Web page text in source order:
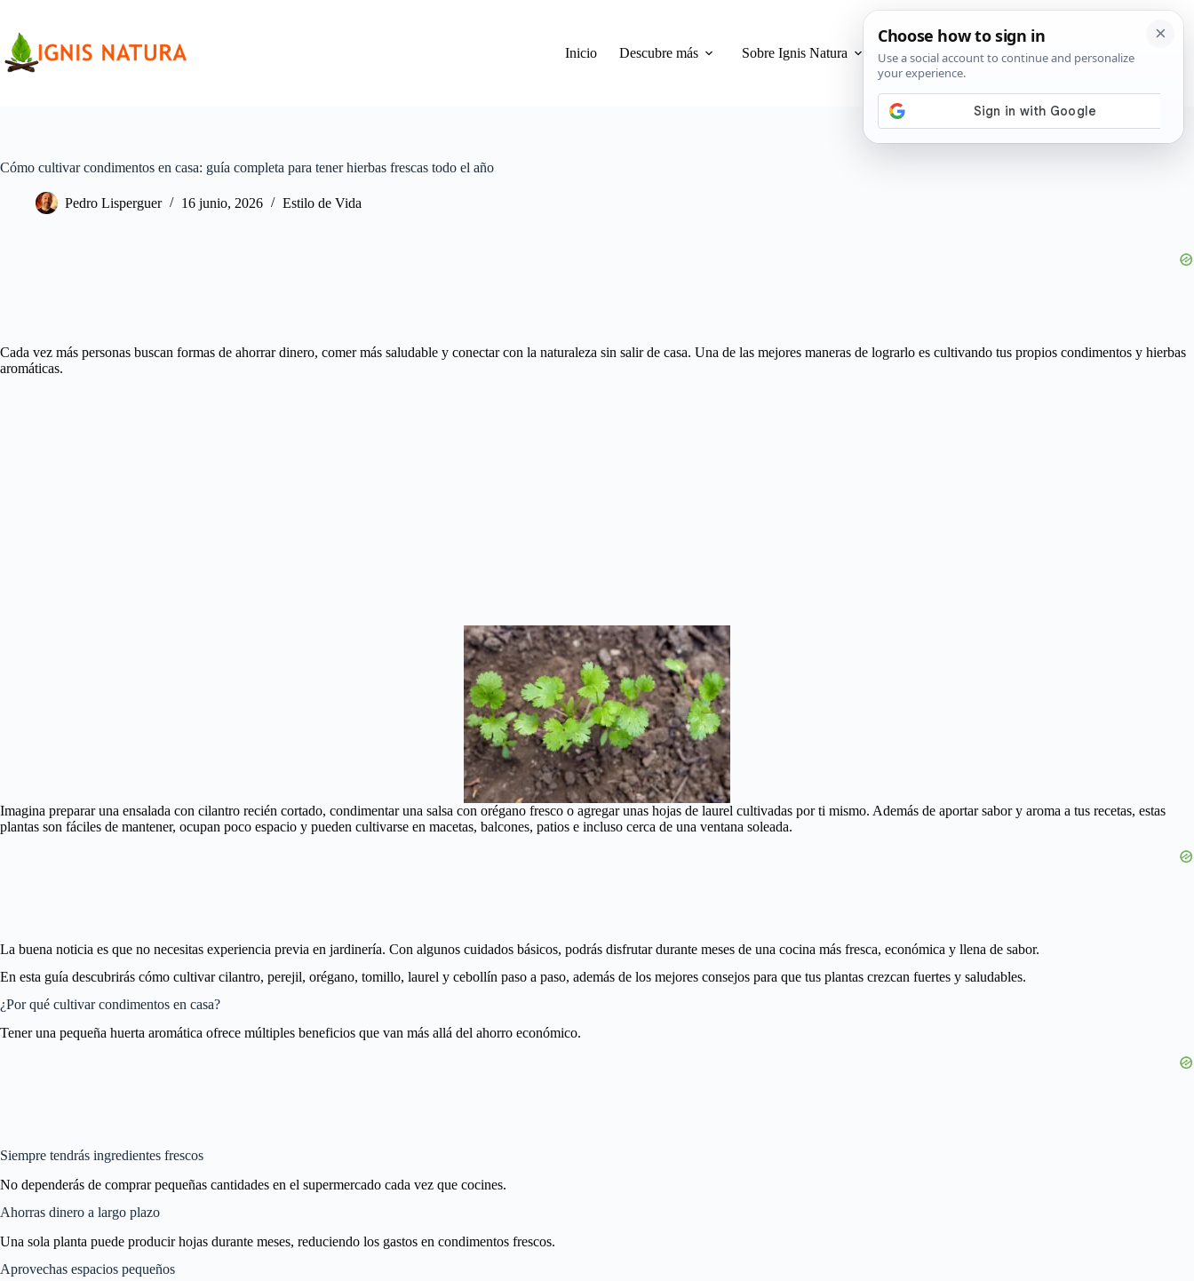
contenido
Inicio
Descubre más Sobre Ignis Natura Privacidad y Cookies
Cómo cultivar condimentos en casa: guía completa para tener hierbas frescas todo el año
Pedro Lisperguer 16 junio, 2026 Estilo de Vida
Cada vez más personas buscan formas de ahorrar dinero, comer más saludable y conectar con la naturaleza sin salir de casa. Una de las mejores maneras de lograrlo es cultivando tus propios condimentos y hierbas
aromáticas.
Imagina preparar una ensalada con cilantro recién cortado, condimentar una salsa con orégano fresco o agregar unas hojas de laurel cultivadas por ti mismo. Además de aportar sabor y aroma a tus recetas, estas
plantas son fáciles de mantener, ocupan poco espacio y pueden cultivarse en macetas, balcones, patios e incluso cerca de una ventana soleada.
La buena noticia es que no necesitas experiencia previa en jardinería. Con algunos cuidados básicos, podrás disfrutar durante meses de una cocina más fresca, económica y llena de sabor.
En esta guía descubrirás cómo cultivar cilantro, perejil, orégano, tomillo, laurel y cebollín paso a paso, además de los mejores consejos para que tus plantas crezcan fuertes y saludables.
¿Por qué cultivar condimentos en casa?
Tener una pequeña huerta aromática ofrece múltiples beneficios que van más allá del ahorro económico.
Siempre tendrás ingredientes frescos
No dependerás de comprar pequeñas cantidades en el supermercado cada vez que cocines.
Ahorras dinero a largo plazo
Una sola planta puede producir hojas durante meses, reduciendo los gastos en condimentos frescos.
Aprovechas espacios pequeños